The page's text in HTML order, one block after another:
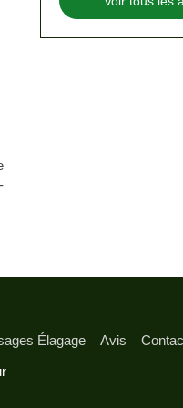
Élagage Avis